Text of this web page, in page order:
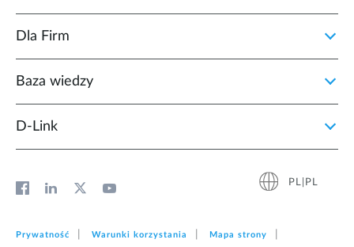
Dla Firm
Baza wiedzy
D‑Link
PL|PL
Prywatność Warunki korzystania Mapa strony